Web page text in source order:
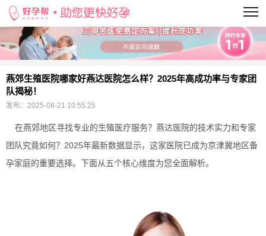
当前位置：
燕郊生殖医院哪家好燕达医院怎么样？2025年高成功率与专家团
队揭秘！
发布： 2025-08-21 10:55:25
在燕郊地区寻找专业的生殖医疗服务？燕达医院的技术实力和专家
团队究竟如何？2025年最新数据显示，这家医院已成为京津冀地区备
孕家庭的重要选择。下面从五个核心维度为您全面解析。